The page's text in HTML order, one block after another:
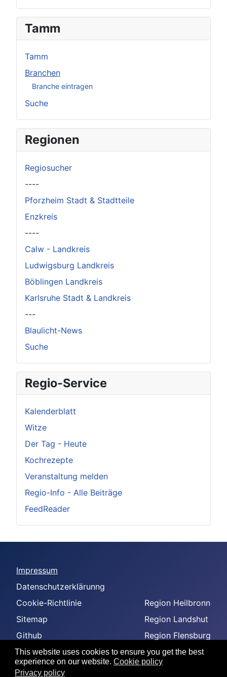
This website uses cookies to ensure you get the best
experience on our website. Cookie policy
Privacy policy
Tamm
Tamm
Branchen
Branche eintragen
Suche
Regionen
Regiosucher
----
Pforzheim Stadt & Stadtteile
Enzkreis
----
Calw - Landkreis
Ludwigsburg Landkreis
Böblingen Landkreis
Karlsruhe Stadt & Landkreis
---
Blaulicht-News
Suche
Regio-Service
Kalenderblatt
Witze
Der Tag - Heute
Kochrezepte
Veranstaltung melden
Regio-Info - Alle Beiträge
FeedReader
Impressum
Datenschutzerklärunng
Cookie-Richtlinie
Sitemap
Github
-
--
Region Heilbronn
Region Landshut
Region Flensburg
Region Amberg